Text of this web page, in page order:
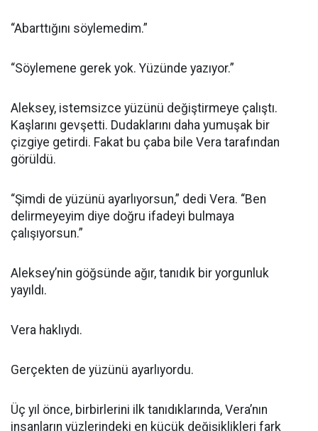
“Abarttığını söylemedim.”
“Söylemene gerek yok. Yüzünde yazıyor.”
Aleksey, istemsizce yüzünü değiştirmeye çalıştı.
Kaşlarını gevşetti. Dudaklarını daha yumuşak bir
çizgiye getirdi. Fakat bu çaba bile Vera tarafından
görüldü.
“Şimdi de yüzünü ayarlıyorsun,” dedi Vera. “Ben
delirmeyeyim diye doğru ifadeyi bulmaya
çalışıyorsun.”
Aleksey’nin göğsünde ağır, tanıdık bir yorgunluk
yayıldı.
Vera haklıydı.
Gerçekten de yüzünü ayarlıyordu.
Üç yıl önce, birbirlerini ilk tanıdıklarında, Vera’nın
insanların yüzlerindeki en küçük değişiklikleri fark